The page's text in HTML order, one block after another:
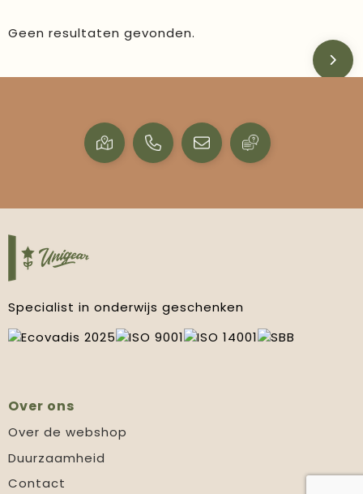
Geen resultaten gevonden.
Specialist in onderwijs geschenken
Over ons
Over de webshop
Duurzaamheid
Contact